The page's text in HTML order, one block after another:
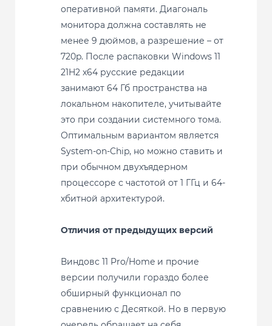
оперативной памяти. Диагональ
монитора должна составлять не
менее 9 дюймов, а разрешение – от
720p. После распаковки Windows 11
21H2 x64 русские редакции
занимают 64 Гб пространства на
локальном накопителе, учитывайте
это при создании системного тома.
Оптимальным вариантом является
System-on-Chip, но можно ставить и
при обычном двухъядерном
процессоре с частотой от 1 ГГц и 64-
хбитной архитектурой.
Отличия от предыдущих версий
Виндовс 11 Pro/Home и прочие
версии получили гораздо более
обширный функционал по
сравнению с Десяткой. Но в первую